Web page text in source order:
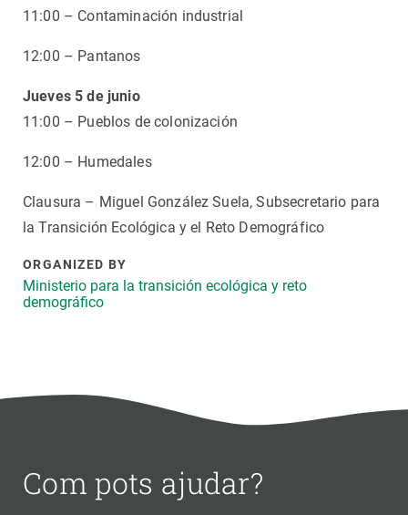
11:00 – Contaminación industrial
12:00 – Pantanos
Jueves 5 de junio
11:00 – Pueblos de colonización
12:00 – Humedales
Clausura – Miguel González Suela, Subsecretario para
la Transición Ecológica y el Reto Demográfico
ORGANIZED BY
Ministerio para la transición ecológica y reto
demográfico
Com pots ajudar?